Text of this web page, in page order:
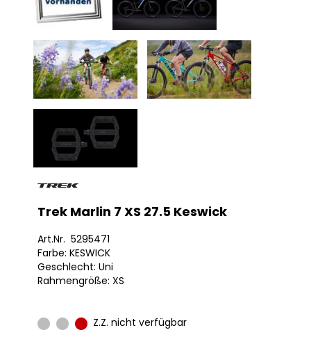
Trek Marlin 7 XS 27.5 Keswick
Art.Nr. 5295471
Farbe: KESWICK
Geschlecht: Uni
Rahmengröße: XS
Z.Z. nicht verfügbar